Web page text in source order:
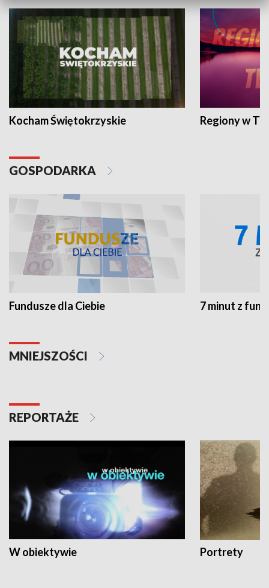
Kocham Świętokrzyskie Regiony w
GOSPODARKA
Fundusze dla Ciebie 7 minut z
MNIEJSZOŚCI
REPORTAŻE
W obiektywie Portrety